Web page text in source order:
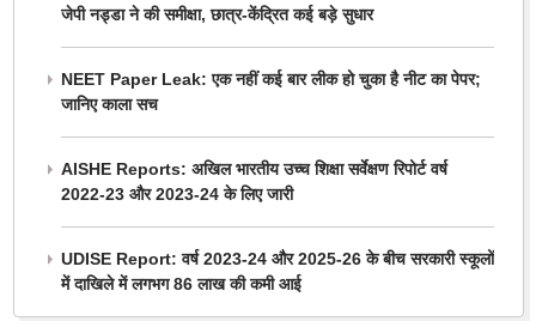
जेपी नड्डा ने की समीक्षा, छात्र-केंद्रित कई बड़े सुधार
NEET Paper Leak: एक नहीं कई बार लीक हो चुका है नीट का पेपर;
जानिए काला सच
AISHE Reports: अखिल भारतीय उच्च शिक्षा सर्वेक्षण रिपोर्ट वर्ष
2022-23 और 2023-24 के लिए जारी
UDISE Report: वर्ष 2023-24 और 2025-26 के बीच सरकारी स्कूलों
में दाखिले में लगभग 86 लाख की कमी आई